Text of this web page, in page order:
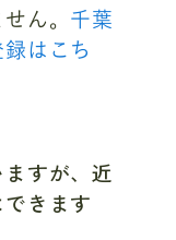
ん。 千葉
はこち
すが、近
きます